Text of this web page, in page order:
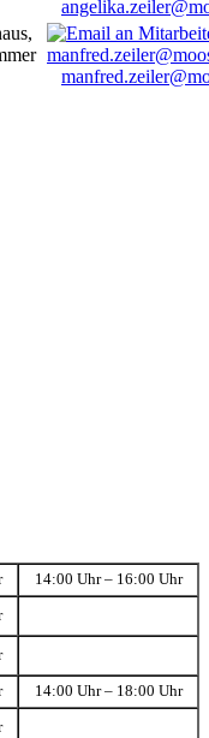
14:00 Uhr – 16:00 Uhr
14:00 Uhr – 18:00 Uhr